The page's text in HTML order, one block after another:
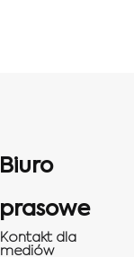
Biuro
prasowe
Kontakt dla
mediów